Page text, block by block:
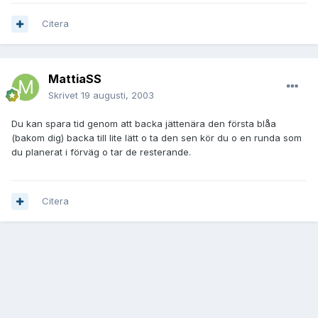
Citera
MattiaSS
Skrivet 19 augusti, 2003
Du kan spara tid genom att backa jättenära den första blåa
(bakom dig) backa till lite lätt o ta den sen kör du o en runda som
du planerat i förväg o tar de resterande.
Citera